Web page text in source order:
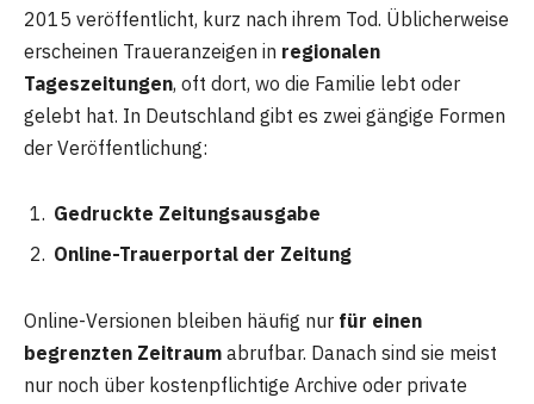
2015 veröffentlicht, kurz nach ihrem Tod. Üblicherweise
erscheinen Traueranzeigen in regionalen
Tageszeitungen, oft dort, wo die Familie lebt oder
gelebt hat. In Deutschland gibt es zwei gängige Formen
der Veröffentlichung:
Gedruckte Zeitungsausgabe
Online-Trauerportal der Zeitung
Online-Versionen bleiben häufig nur für einen
begrenzten Zeitraum abrufbar. Danach sind sie meist
nur noch über kostenpflichtige Archive oder private